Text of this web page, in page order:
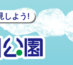
しよう!